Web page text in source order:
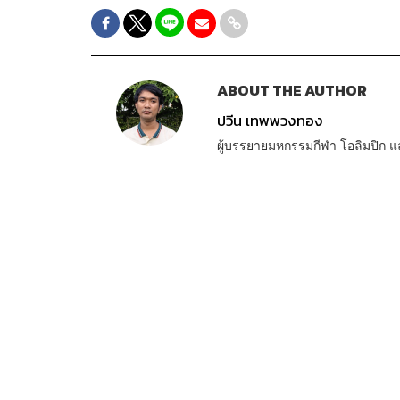
ABOUT THE AUTHOR
ปวีน เทพพวงทอง
ผู้บรรยายมหกรรมกีฬา โอลิมปิก แ